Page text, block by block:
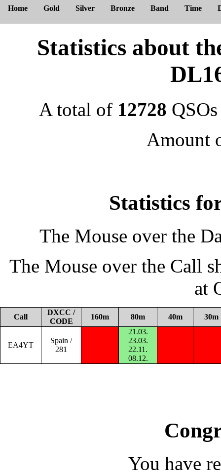
Home Gold Silver Bronze Band Time
Statistics about
A total of 12728
Amount
Statistics
The Mouse over the
The Mouse over the Call
at
Call
DXCC /
CODE
160m 80m 40m 30m
EA4YT
Spain /
281
21.03.
23.03.
22.11.
08.12.
You have